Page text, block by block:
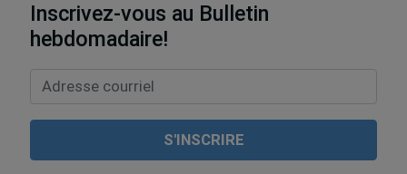
Inscrivez-vous au Bulletin
hebdomadaire!